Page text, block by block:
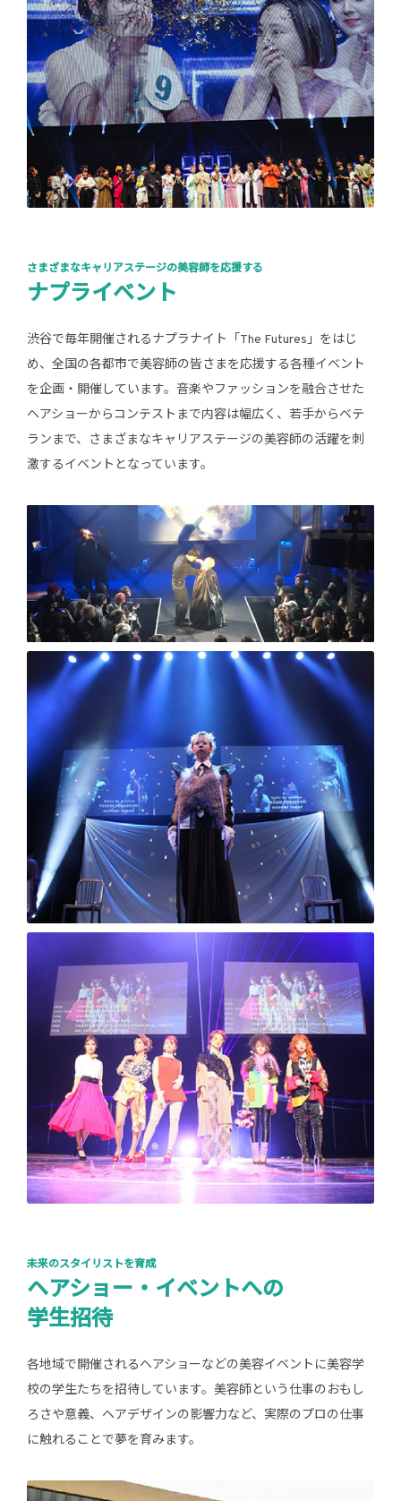
さまざまなキャリアステージの美容師を応援する
ナプライベント
渋谷で毎年開催されるナプラナイト「The Futures」をはじ
め、全国の各都市で美容師の皆さまを応援する各種イベント
を企画・開催しています。音楽やファッションを融合させた
ヘアショーからコンテストまで内容は幅広く、若手からベテ
ランまで、さまざまなキャリアステージの美容師の活躍を刺
激するイベントとなっています。
未来のスタイリストを育成
ヘアショー・イベントへの
学生招待
各地域で開催されるヘアショーなどの美容イベントに美容学
校の学生たちを招待しています。美容師という仕事のおもし
ろさや意義、ヘアデザインの影響力など、実際のプロの仕事
に触れることで夢を育みます。